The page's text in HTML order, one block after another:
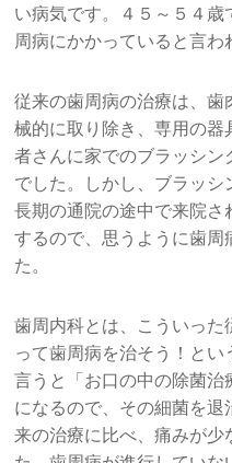
い病気です。４５～５４
周病にかかっていると言わ
従来の歯周病の治療は、
械的に取り除き、専用の器
者さんに家でのブラッシ
でした。しかし、ブラッシ
長期の通院の途中で来院さ
するので、思うように歯周
た。
歯周内科とは、こういった
って歯周病を治そう！と
言うと「お口の中の除菌治
になるので、その細菌を退
来の治療に比べ、痛みが少